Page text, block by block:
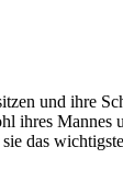
und ihre
ihres
das